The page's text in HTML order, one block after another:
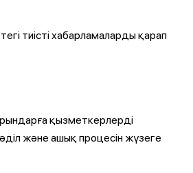
тиісті хабарламаларды қарап
қызметкерлерді
және ашық процесін жүзеге